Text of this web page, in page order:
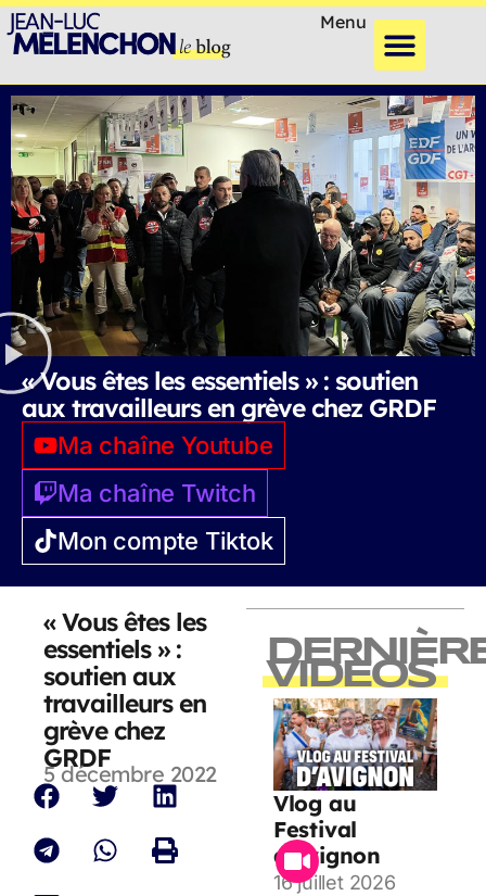
Menu
« Vous êtes les essentiels » : soutien
aux travailleurs en grève chez GRDF
Ma chaîne Youtube
Ma chaîne Twitch
Mon compte Tiktok
« Vous êtes les
essentiels » :
soutien aux
travailleurs en
grève chez
GRDF
5 décembre 2022
VIDEOS
Vlog au
Festival
d’Avignon
16 juillet 2026